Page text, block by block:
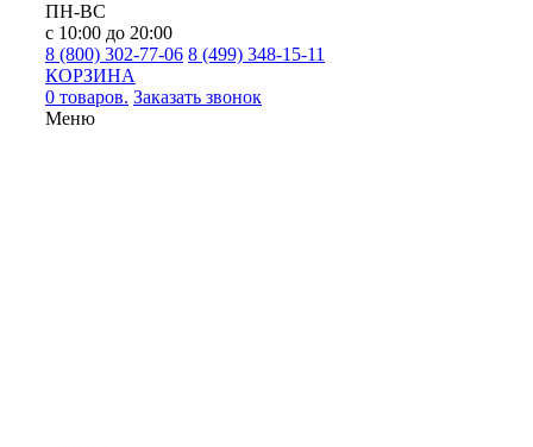
ПН-ВС
с 10:00 до 20:00
8 (800) 302-77-06 8 (499) 348-15-11
КОРЗИНА
0 товаров. Заказать звонок
Меню